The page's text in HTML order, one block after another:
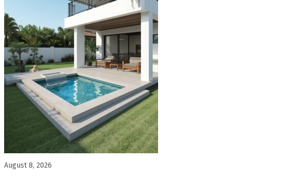
August 8, 2026